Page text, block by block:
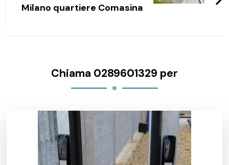
Milano quartiere Comasina
Chiama 0289601329 per